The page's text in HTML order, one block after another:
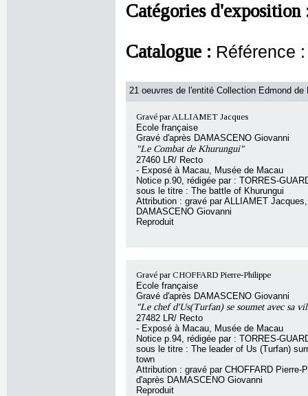
Catégories
Catalogue : Référence
21 oeuvres de l'entité Collection Edmond
Gravé par ALLIAMET Jacques
Ecole française
Gravé d'après DAMASCENO Giovanni
"Le Combat de Khurungui"
27460 LR/ Recto
- Exposé à Macau, Musée de Macau
Notice p.90, rédigée par : TORRES-
sous le titre : The battle of Khurungui
Attribution : gravé par ALLIAMET
DAMASCENO Giovanni
Reproduit
Gravé par CHOFFARD Pierre-Philippe
Ecole française
Gravé d'après DAMASCENO Giovanni
"Le chef d'Us(Turfan) se soumet avec sa
27482 LR/ Recto
- Exposé à Macau, Musée de Macau
Notice p.94, rédigée par : TORRES-
sous le titre : The leader of Us (Turfan)
town
Attribution : gravé par CHOFFARD Pierre-
d'après DAMASCENO Giovanni
Reproduit